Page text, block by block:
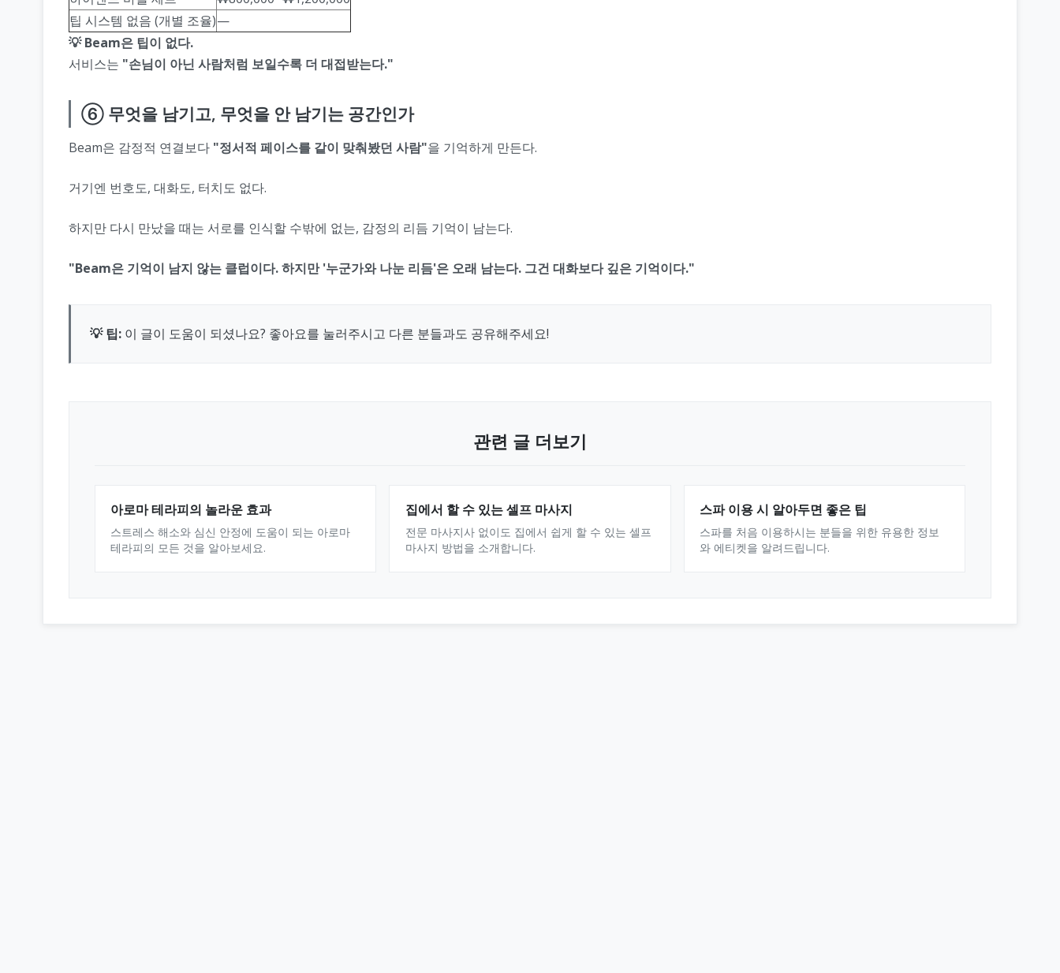
팁 시스템 없음 (개별 조율)—
💡 Beam은 팁이 없다.
서비스는 "손님이 아닌 사람처럼 보일수록 더 대접받는다."
⑥ 무엇을 남기고, 무엇을 안 남기는 공간인가
Beam은 감정적 연결보다 "정서적 페이스를 같이 맞춰봤던 사람"을 기억하게 만든다.
거기엔 번호도, 대화도, 터치도 없다.
하지만 다시 만났을 때는 서로를 인식할 수밖에 없는, 감정의 리듬 기억이 남는다.
"Beam은 기억이 남지 않는 클럽이다. 하지만 '누군가와 나눈 리듬'은 오래 남는다. 그건 대화보다 깊은 기억이다."
💡 팁: 이 글이 도움이 되셨나요? 좋아요를 눌러주시고 다른 분들과도 공유해주세요!
관련 글 더보기
아로마 테라피의 놀라운 효과
스트레스 해소와 심신 안정에 도움이 되는 아로마
테라피의 모든 것을 알아보세요.
집에서 할 수 있는 셀프 마사지
전문 마사지사 없이도 집에서 쉽게 할 수 있는 셀프
마사지 방법을 소개합니다.
스파 이용 시 알아두면 좋은 팁
스파를 처음 이용하시는 분들을 위한 유용한 정보
와 에티켓을 알려드립니다.